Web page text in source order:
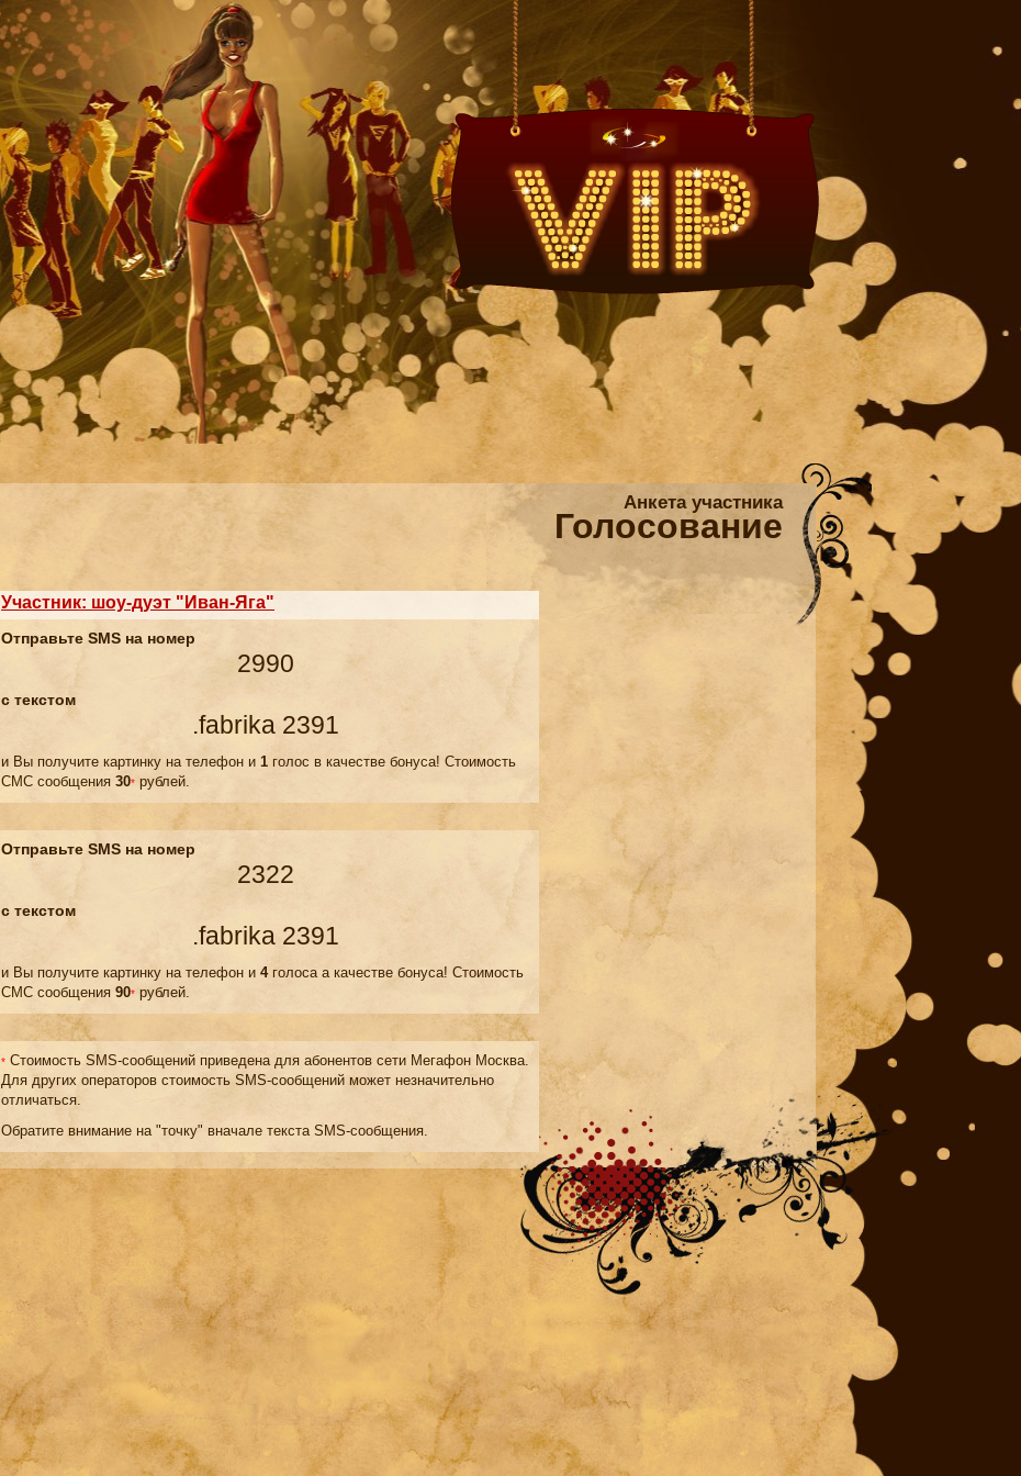
Анкета участника
Голосование
Участник: шоу-дуэт "Иван-Яга"
Отправьте SMS на номер
2990
с текстом
.fabrika 2391
и Вы получите картинку на телефон и 1 голос в качестве бонуса! Стоимость
СМС сообщения 30* рублей.
Отправьте SMS на номер
2322
с текстом
.fabrika 2391
и Вы получите картинку на телефон и 4голоса а качестве бонуса! Стоимость
СМС сообщения 90* рублей.
* Стоимость SMS-сообщений приведена для абонентов сети Мегафон Москва.
Для других операторов стоимость SMS-сообщений может незначительно
отличаться.
Обратите внимание на "точку" вначале текста SMS-сообщения.